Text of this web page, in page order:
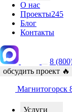
О нас
Проекты245
Блог
Контакты
8
обсудить проект 🔥
Магнитогорск
Услуги